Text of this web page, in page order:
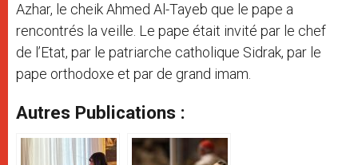
Azhar, le cheik Ahmed Al-Tayeb que le pape a
rencontrés la veille. Le pape était invité par le chef
de l’Etat, par le patriarche catholique Sidrak, par le
pape orthodoxe et par de grand imam.
Autres Publications :